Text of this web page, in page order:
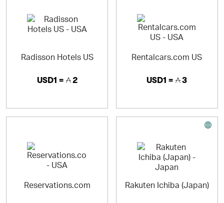
Radisson Hotels US
USD1 = 2
Rentalcars.com US
USD1 = 3
Reservations.com Rakuten Ichiba (Japan)